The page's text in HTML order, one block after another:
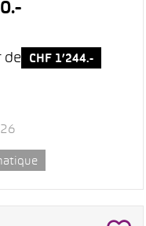
de CHF 1’244.-